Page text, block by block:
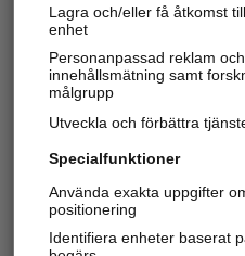
Har du redan verifierat
Varje vecka besöker
härliga användare
information om
Lagra och/eller få åtkomst
enhet
Personanpassad reklam
innehållsmätning samt
målgrupp
Utveckla och förbättra
Specialfunktioner
Använda exakta uppgifter
positionering
Identifiera enheter baserat